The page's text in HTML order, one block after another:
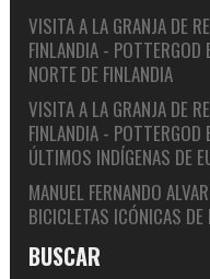
VISITA A LA GRANJA DE
FINLANDIA - POTTERGOD
NORTE DE FINLANDIA
VISITA A LA GRANJA DE
FINLANDIA - POTTERGOD
ÚLTIMOS INDÍGENAS DE
MANUEL FERNANDO
BICICLETAS ICÓNICAS DE
BUSCAR